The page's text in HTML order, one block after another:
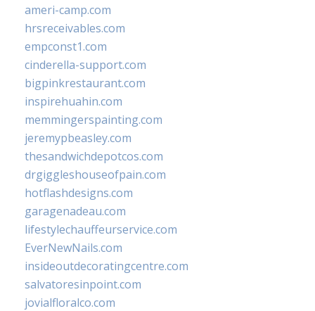
ameri-camp.com
hrsreceivables.com
empconst1.com
cinderella-support.com
bigpinkrestaurant.com
inspirehuahin.com
memmingerspainting.com
jeremypbeasley.com
thesandwichdepotcos.com
drgiggleshouseofpain.com
hotflashdesigns.com
garagenadeau.com
lifestylechauffeurservice.com
EverNewNails.com
insideoutdecoratingcentre.com
salvatoresinpoint.com
jovialfloralco.com